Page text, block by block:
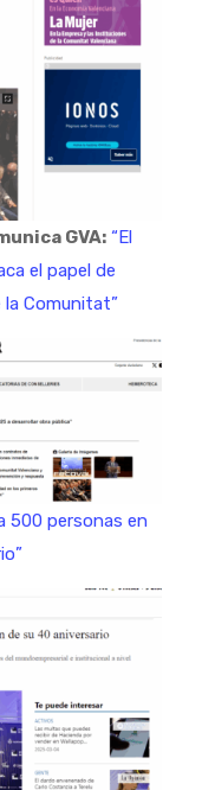
GVA: “El
el papel de
Comunitat”
500 personas en